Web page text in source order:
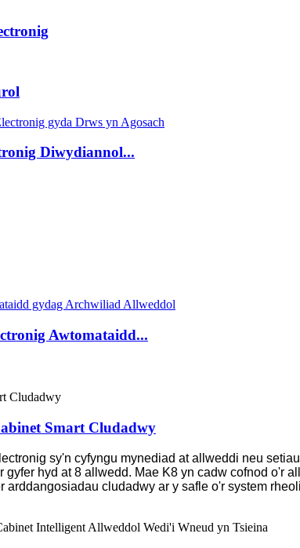
Diwydiannol...
Awtomataidd...
Smart Cludadwy
sy'n cyfyngu mynediad at allweddi neu
hyd at 8 allwedd. Mae K8 yn cadw cofnod o'r
cludadwy ar y safle o'r system